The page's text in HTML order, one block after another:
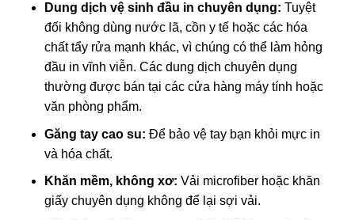
Dung dịch vệ sinh đầu in chuyên dụng: Tuyệt
đối không dùng nước lã, cồn y tế hoặc các hóa
chất tẩy rửa mạnh khác, vì chúng có thể làm hỏng
đầu in vĩnh viễn. Các dung dịch chuyên dụng
thường được bán tại các cửa hàng máy tính hoặc
văn phòng phẩm.
Găng tay cao su: Để bảo vệ tay bạn khỏi mực in
và hóa chất.
Khăn mềm, không xơ: Vải microfiber hoặc khăn
giấy chuyên dụng không để lại sợi vải.